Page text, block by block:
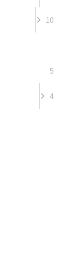
支部を
トワ
つであるメキシ
によるハイブリ
10
5
4